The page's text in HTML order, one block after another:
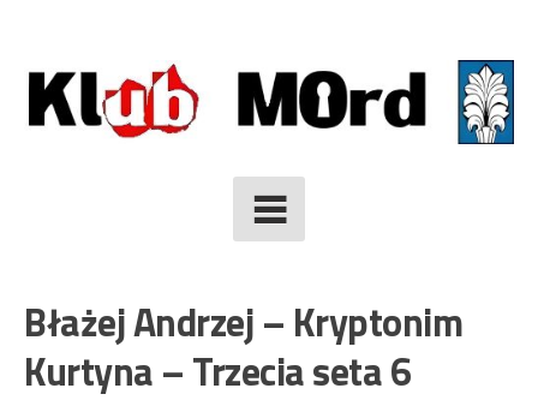
to
content
Błażej Andrzej – Kryptonim
Kurtyna – Trzecia seta 6